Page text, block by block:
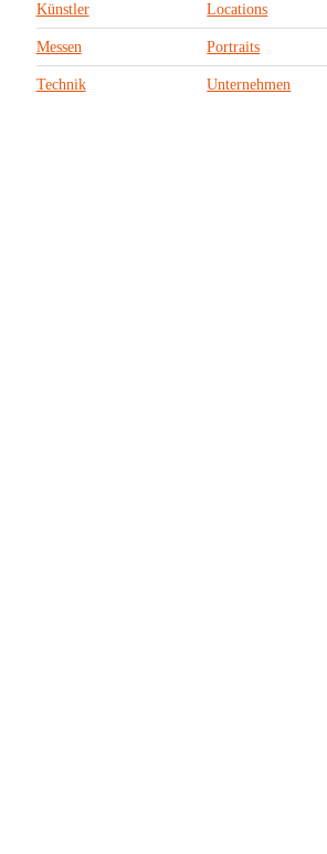
Künstler Locations
Messen Portraits
Technik Unternehmen